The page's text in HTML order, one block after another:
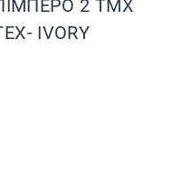
2 ΤΜΧ
IVORY